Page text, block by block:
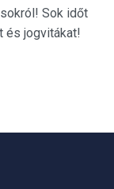
Sok időt
és jogvitákat!